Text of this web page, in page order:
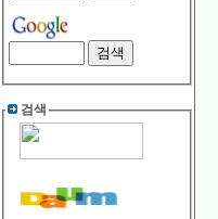
검색